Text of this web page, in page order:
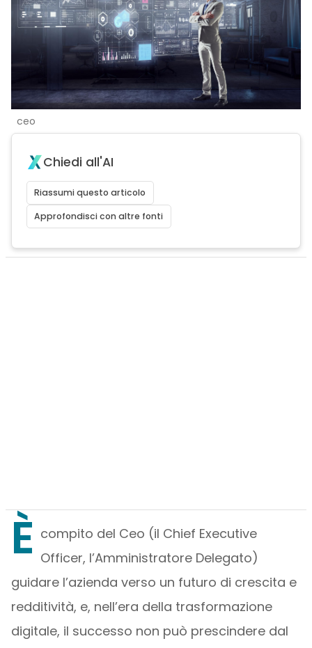
ceo
Chiedi all'AI
Riassumi questo articolo
Approfondisci con altre fonti
È compito del Ceo (il Chief Executive
Officer, l’Amministratore Delegato)
guidare l’azienda verso un futuro di crescita e
redditività, e, nell’era della trasformazione
digitale, il successo non può prescindere dal